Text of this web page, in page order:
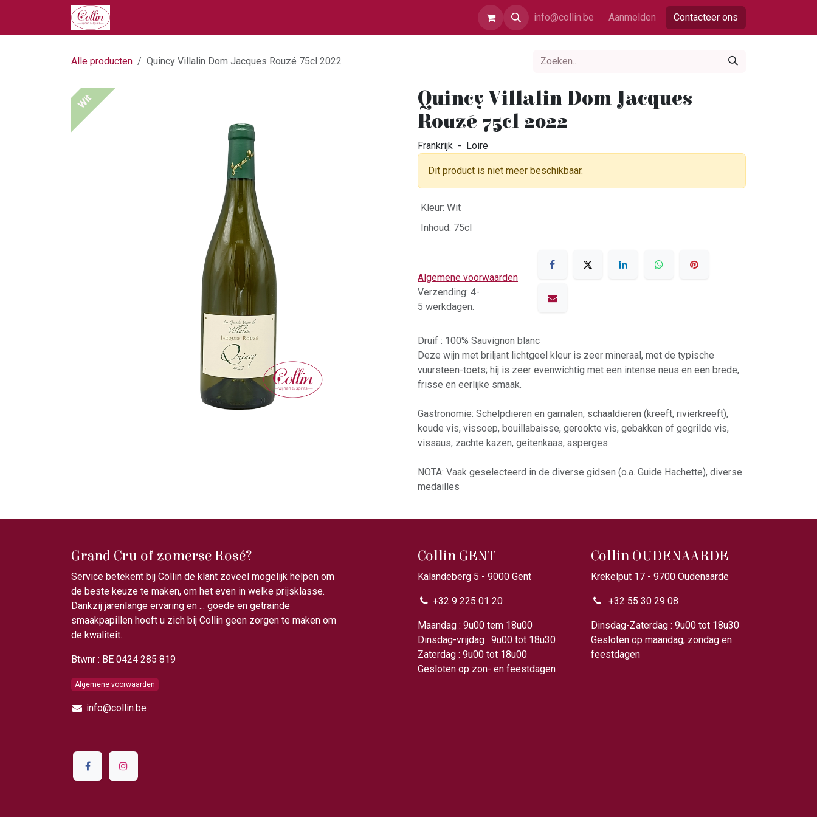
Overslaan naar inhoud
info@collin.be Aanmelden Contacteer ons
Alle producten Quincy Villalin Dom Jacques Rouzé 75cl 2022
Wit
Quincy Villalin Dom Jacques
Rouzé 75cl 2022
Frankrijk - Loire
Dit product is niet meer beschikbaar.
Kleur: Wit
Inhoud: 75cl
Algemene voorwaarden
Verzending: 4-
5 werkdagen.
Druif : 100% Sauvignon blanc
Deze wijn met briljant lichtgeel kleur is zeer mineraal, met de typische
vuursteen-toets; hij is zeer evenwichtig met een intense neus en een brede,
frisse en eerlijke smaak.
Gastronomie: Schelpdieren en garnalen, schaaldieren (kreeft, rivierkreeft),
koude vis, vissoep, bouillabaisse, gerookte vis, gebakken of gegrilde vis,
vissaus, zachte kazen, geitenkaas, asperges
NOTA: Vaak geselecteerd in de diverse gidsen (o.a. Guide Hachette), diverse
medailles
Grand Cru of zomerse Rosé?
Service betekent bij Collin de klant zoveel mogelijk helpen om
de beste keuze te maken, om het even in welke prijsklasse.
Dankzij jarenlange ervaring en ... goede en getrainde
smaakpapillen hoeft u zich bij Collin geen zorgen te maken om
de kwaliteit.
Btwnr : BE 0424 285 819
Algemene voorwaarden
info@collin.be
Collin GENT
Kalandeberg 5 - 9000 Gent​
+32 9 225 01 20
Maandag : 9u00 tem 18u00
Dinsdag-vrijdag : 9u00 tot 18u30
Zaterdag : 9u00 tot 18u00
Gesloten op zon- en feestdagen
Collin OUDENAARDE
Krekelput 17 - 9700 Oudenaarde
+32 55 30 29 08
Dinsdag-Zaterdag : 9u00 tot 18u30
Gesloten op maandag, zondag en
feestdagen